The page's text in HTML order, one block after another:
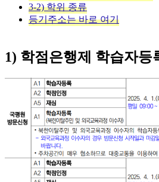
3-2) 학위 종류
등기주소는 바로 여기
1) 학점은행제 학습자등